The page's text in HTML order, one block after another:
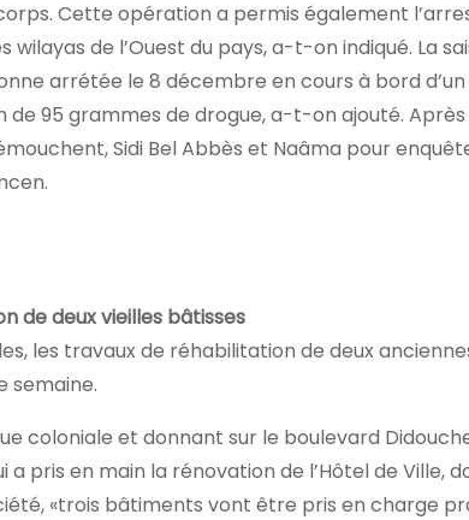
Cette opération a permis également
de l’Ouest du pays, a-t-on indiqué. La
arrétée le 8 décembre en cours à bord
de 95 grammes de drogue, a-t-on ajouté.
Sidi Bel Abbès et Naâma pour
de deux vieilles bâtisses
les travaux de réhabilitation de deux
semaine.
coloniale et donnant sur le boulevard
pris en main la rénovation de l’Hôtel de Ville,
«trois bâtiments vont être pris en charge